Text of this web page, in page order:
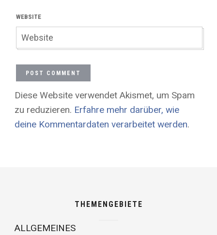
WEBSITE
Diese Website verwendet Akismet, um Spam
zu reduzieren. Erfahre mehr darüber, wie
deine Kommentardaten verarbeitet werden.
THEMENGEBIETE
ALLGEMEINES